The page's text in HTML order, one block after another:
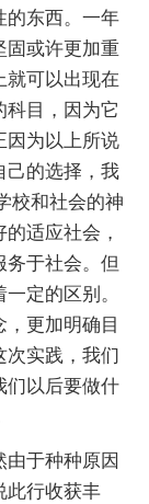
的东西。一年
固或许更加重
就可以出现在
科目，因为它
因为以上所说
己的选择，我
校和社会的神
适应社会，
务于社会。但
定的区别。
更加明确目
实践，我们
们以后要做什
于种种原因
此行收获丰